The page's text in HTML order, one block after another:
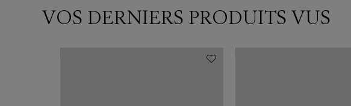
VOS DERNIERS PRODUITS VUS